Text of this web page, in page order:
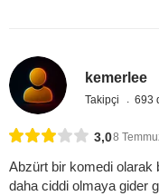
kemerlee
Takipçi 693
3,08
Abzürt bir komedi olarak
daha ciddi olmaya gider